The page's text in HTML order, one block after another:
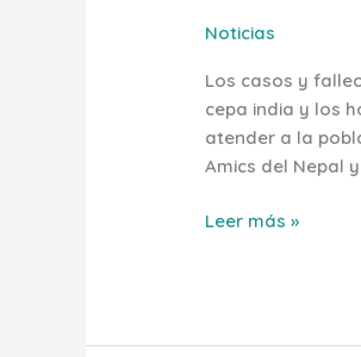
Noticias
Los casos y
cepa india y los
atender a la
Amics del Nepal
a
situación
de
urgencia
humanitaria
Nepal
recaudación
Leer más »